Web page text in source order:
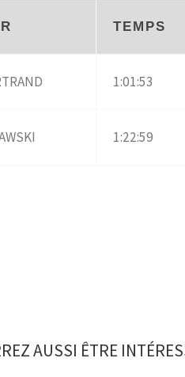
TEMPS
1:01:53
1:22:59
AUSSI ÊTRE